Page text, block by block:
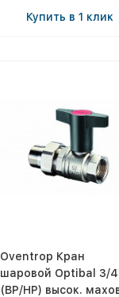
Купить в 1 клик
Oventrop Кран
шаровой Optibal 3/
(ВР/НР) высок.